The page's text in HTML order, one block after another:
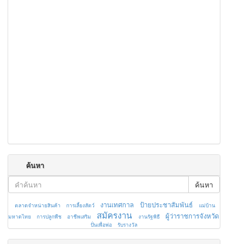
ค้นหา
ค้นหา
ตลาดจำหน่ายสินค้า การเลี้ยงสัตว์ งานเทศกาล ป้ายประชาสัมพันธ์
แม่บ้าน
มหาดไทย
การปลูกพืช อาชีพเสริม สมัครงาน งานรัฐพิธี ผู้ว่าราชการจังหวัด
ปั่นเพื่อพ่อ รับรางวัล